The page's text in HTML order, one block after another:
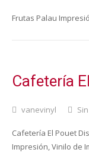
Frutas Palau
Cafetería
vanevinyl
Cafetería El Pouet
Impresión, Vinilo de